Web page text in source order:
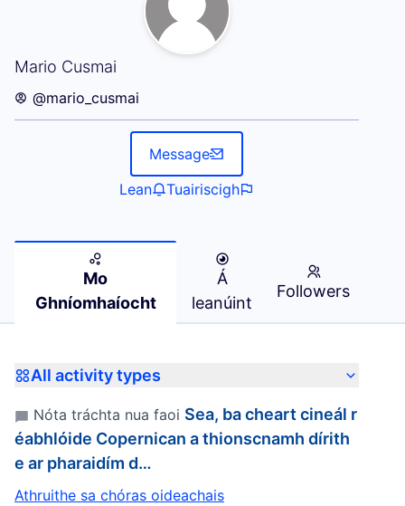
Mario Cusmai
Mo Ghníomhaíocht (Mario Cusmai)
@mario_cusmai
Message
Lean
Tuairiscigh
Mo
Ghníomhaíocht
Á
leanúint
Followers
All activity types
Nóta tráchta nua faoi Sea, ba cheart cineál r
éabhlóide Copernican a thionscnamh dírith
e ar pharaidím d…
Athruithe sa chóras oideachais